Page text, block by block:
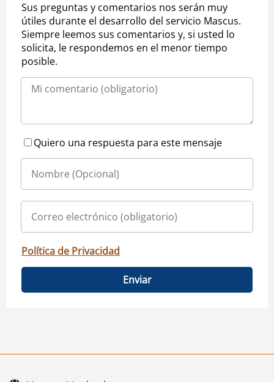
Sus preguntas y comentarios nos serán muy
útiles durante el desarrollo del servicio Mascus.
Siempre leemos sus comentarios y, si usted lo
solicita, le respondemos en el menor tiempo
posible.
Quiero una respuesta para este mensaje
Política de Privacidad
Enviar